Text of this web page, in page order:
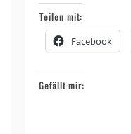
Teilen mit:
Facebook
Gefällt mir: